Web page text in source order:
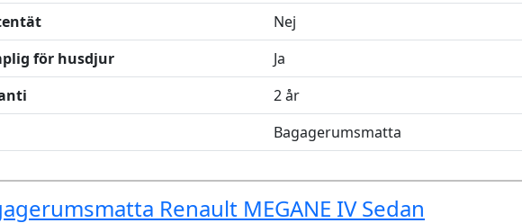
Nej
för husdjur
Ja
2 år
Bagagerumsmatta
Renault MEGANE IV Sedan